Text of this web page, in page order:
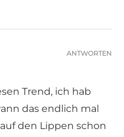
Trend, ich hab
das endlich mal
den Lippen schon
ANTWORTEN